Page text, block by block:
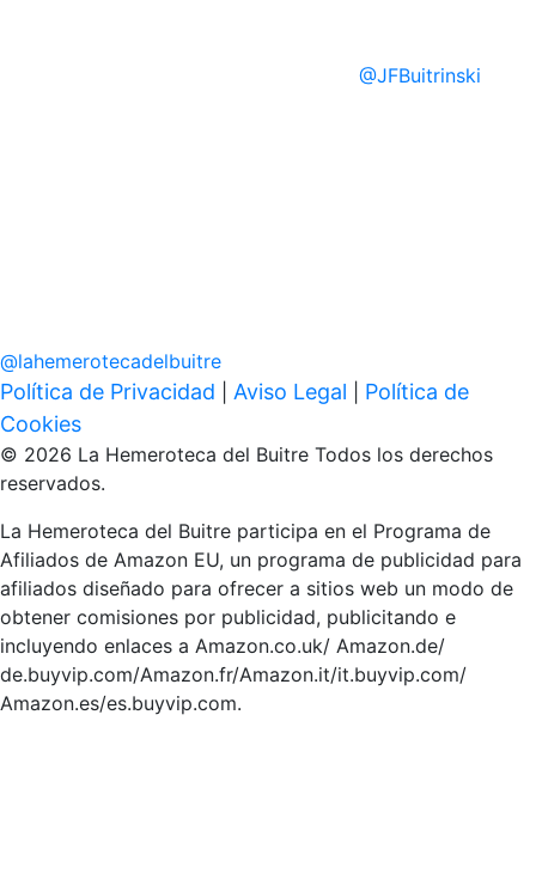
@JFBuitrinski
@lahemerotecadelbuitre
Política de Privacidad Aviso Legal
Política de
Cookies
© 2026 La Hemeroteca del Buitre Todos los derechos
reservados.
La Hemeroteca del Buitre participa en el Programa de
Afiliados de Amazon EU, un programa de publicidad para
afiliados diseñado para ofrecer a sitios web un modo de
obtener comisiones por publicidad, publicitando e
incluyendo enlaces a Amazon.co.uk/ Amazon.de/
de.buyvip.com/Amazon.fr/Amazon.it/it.buyvip.com/
Amazon.es/es.buyvip.com.